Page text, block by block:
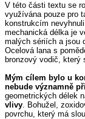
V této části textu se
využívána pouze pro
konstrukcím
mechanická délka je
malých sériích a jsou
Ocelová lana s
bronzový vodič, který
Mým cílem bylo u
nebude významně
geometrických délek
vlivy. Bohužel,
povrchu, který má